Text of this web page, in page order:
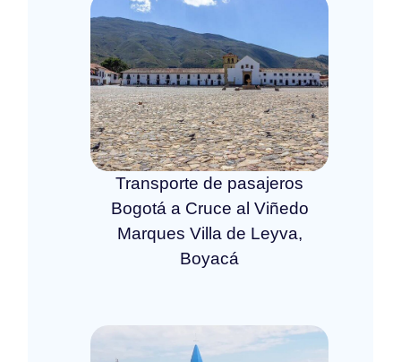
Transporte de pasajeros
Bogotá a Cruce al Viñedo
Marques Villa de Leyva,
Boyacá